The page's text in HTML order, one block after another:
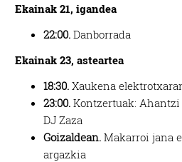
Ekainak 21, igandea
22:00. Danborrada
Ekainak 23, asteartea
18:30. Xaukena
23:00. Kontzertuak: Ahantzi
DJ Zaza
Goizaldean. Makarroi jana
argazkia